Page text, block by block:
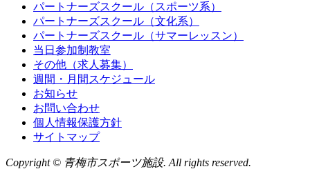
パートナーズスクール（スポーツ系）
パートナーズスクール（文化系）
パートナーズスクール（サマーレッスン）
当日参加制教室
その他（求人募集）
週間・月間スケジュール
お知らせ
お問い合わせ
個人情報保護方針
サイトマップ
Copyright © 青梅市スポーツ施設. All rights reserved.